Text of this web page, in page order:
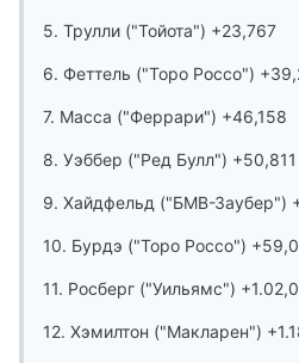
5. Трулли ("Тойота") +23,767
6. Феттель ("Торо Россо")
7. Масса ("Феррари") +46,158
8. Уэббер ("Ред Булл") +50,811
9. Хайдфельд ("БМВ-Заубер")
10. Бурдэ ("Торо Россо")
11. Росберг ("Уильямс")
12. Хэмилтон ("Макларен")